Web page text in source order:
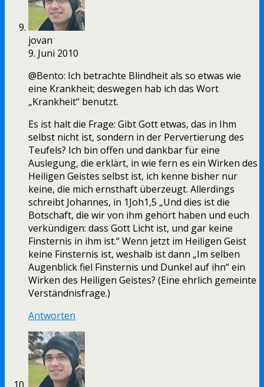
jovan
9. Juni 2010
@Bento: Ich betrachte Blindheit als so etwas wie
eine Krankheit; deswegen hab ich das Wort
„Krankheit“ benutzt.
Es ist halt die Frage: Gibt Gott etwas, das in Ihm
selbst nicht ist, sondern in der Pervertierung des
Teufels? Ich bin offen und dankbar für eine
Auslegung, die erklärt, in wie fern es ein Wirken des
Heiligen Geistes selbst ist, ich kenne bisher nur
keine, die mich ernsthaft überzeugt. Allerdings
schreibt Johannes, in 1Joh1,5 „Und dies ist die
Botschaft, die wir von ihm gehört haben und euch
verkündigen: dass Gott Licht ist, und gar keine
Finsternis in ihm ist.“ Wenn jetzt im Heiligen Geist
keine Finsternis ist, weshalb ist dann „Im selben
Augenblick fiel Finsternis und Dunkel auf ihn“ ein
Wirken des Heiligen Geistes? (Eine ehrlich gemeinte
Verständnisfrage.)
Antworten